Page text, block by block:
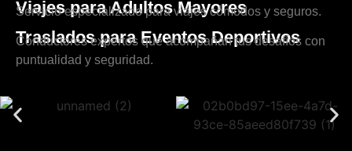
Viajes para Adultos Mayores
Servicio especializado para viajes cómodos y seguros.
Traslados para Eventos Deportivos
Conductores expertos que acompañan tus desafíos con
puntualidad y seguridad.